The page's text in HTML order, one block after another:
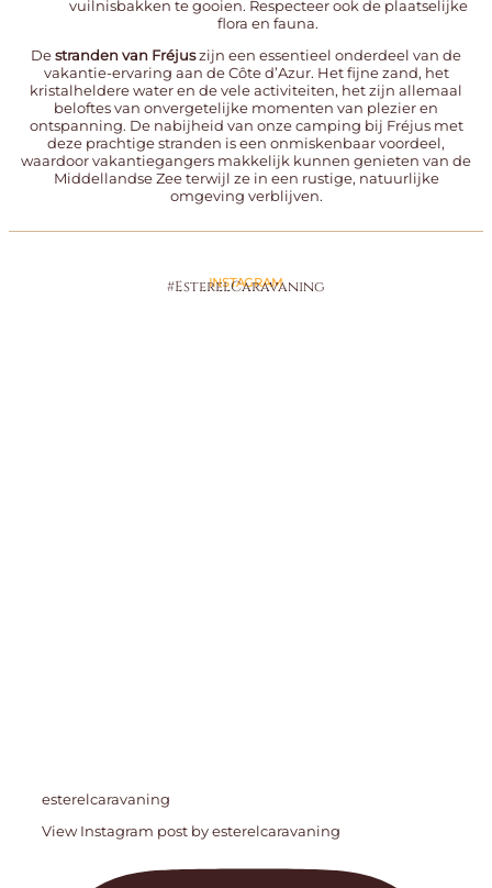
vuilnisbakken te gooien. Respecteer ook de plaatselijke
flora en fauna.
Destranden van Fréjuszijn een essentieel onderdeel van de
vakantie-ervaring aan de Côte d’Azur. Het fijne zand, het
kristalheldere water en de vele activiteiten, het zijn allemaal
beloftes van onvergetelijke momenten van plezier en
ontspanning. De nabijheid van onzecamping bij Fréjusmet
deze prachtige stranden is een onmiskenbaar voordeel,
waardoor vakantiegangers makkelijk kunnen genieten van de
Middellandse Zee terwijl ze in een rustige, natuurlijke
omgeving verblijven.
INSTAGRAM
#EsterelCaravaning
esterelcaravaning
View Instagram post by esterelcaravaning